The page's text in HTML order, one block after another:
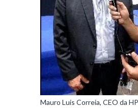
Mauro Luis Correia, CEO da